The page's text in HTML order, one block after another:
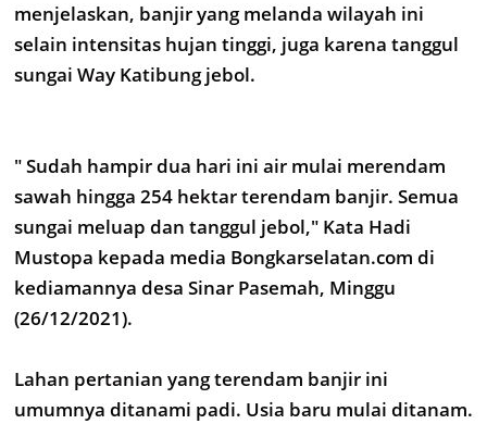
menjelaskan, banjir yang melanda wilayah ini
selain intensitas hujan tinggi, juga karena tanggul
sungai Way Katibung jebol.
" Sudah hampir dua hari ini air mulai merendam
sawah hingga 254 hektar terendam banjir. Semua
sungai meluap dan tanggul jebol," Kata Hadi
Mustopa kepada media Bongkarselatan.com di
kediamannya desa Sinar Pasemah, Minggu
(26/12/2021).
Lahan pertanian yang terendam banjir ini
umumnya ditanami padi. Usia baru mulai ditanam.